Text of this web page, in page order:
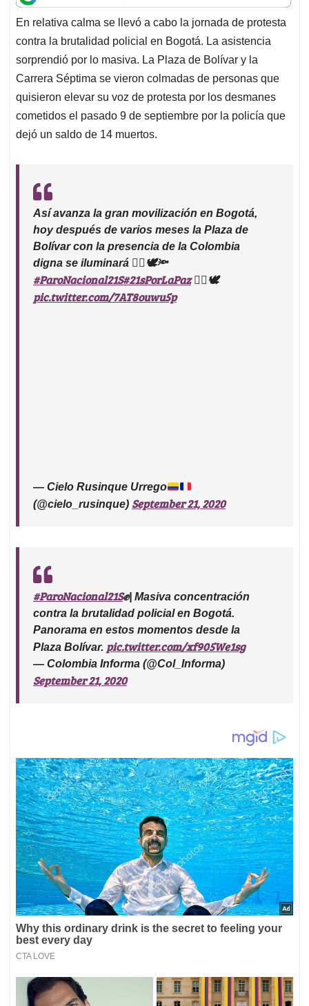
t
s
A
p
p
e
b
o
o
k
k
e
d
I
n
i
l
e
a
d
s
En relativa calma se llevó a cabo la jornada de protesta
contra la brutalidad policial en Bogotá. La asistencia
sorprendió por lo masiva. La Plaza de Bolívar y la
Carrera Séptima se vieron colmadas de personas que
quisieron elevar su voz de protesta por los desmanes
cometidos el pasado 9 de septiembre por la policía que
dejó un saldo de 14 muertos.
Así avanza la gran movilización en Bogotá,
hoy después de varios meses la Plaza de
Bolívar con la presencia de la Colombia
digna se iluminará ✊🏼🕊🔦
#ParoNacional21S#21sPorLaPaz✊🏼🕊
pic.twitter.com/7AT8ouwu5p
— Cielo Rusinque Urrego
(@cielo_rusinque) September 21, 2020
#ParoNacional21S✊| Masiva concentración
contra la brutalidad policial en Bogotá.
Panorama en estos momentos desde la
Plaza Bolívar. pic.twitter.com/xf905We1sg
— Colombia Informa (@Col_Informa)
September 21, 2020